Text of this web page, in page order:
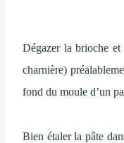
Dégazer la brioche
charnière)
fond du moule d’un
Bien étaler la pâte